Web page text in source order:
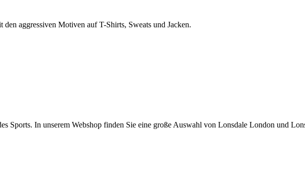
aggressiven Motiven auf T-Shirts, Sweats und Jacken.
Sports. In unserem Webshop finden Sie eine große Auswahl von Lonsdale London und